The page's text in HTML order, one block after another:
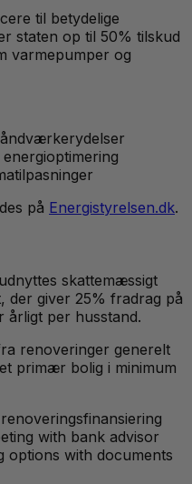
til betydelige
staten op til 50% tilskud
varmepumper og
på Energistyrelsen.dk.
skattemæssigt
der giver 25% fradrag på
årligt per husstand.
renoveringer generelt
primær bolig i minimum
with bank advisor
options with documents